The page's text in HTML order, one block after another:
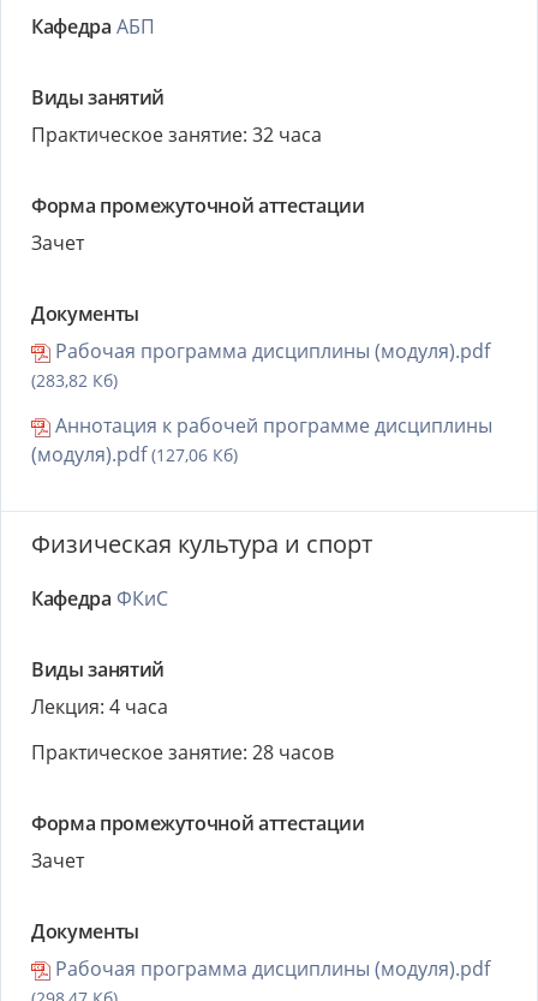
Кафедра АБП
Виды занятий
Практическое занятие: 32 часа
Форма промежуточной аттестации
Зачет
Документы
Рабочая программа дисциплины (модуля).pdf
(283,82 Кб)
Аннотация к рабочей программе дисциплины
(модуля).pdf(127,06 Кб)
Физическая культура и спорт
Кафедра ФКиС
Виды занятий
Лекция: 4 часа
Практическое занятие: 28 часов
Форма промежуточной аттестации
Зачет
Документы
Рабочая программа дисциплины (модуля).pdf